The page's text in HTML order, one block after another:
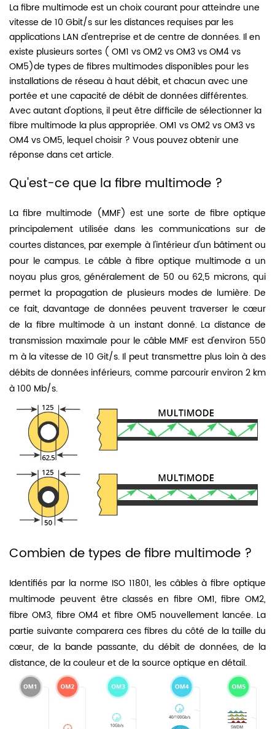
La fibre multimode est un choix courant pour atteindre une
vitesse de 10 Gbit/s sur les distances requises par les
applications LAN d'entreprise et de centre de données. Il en
existe plusieurs sortes ( OM1 vs OM2 vs OM3 vs OM4 vs
OM5)de types de fibres multimodes disponibles pour les
installations de réseau à haut débit, et chacun avec une
portée et une capacité de débit de données différentes.
Avec autant d'options, il peut être difficile de sélectionner la
fibre multimode la plus appropriée. OM1 vs OM2 vs OM3 vs
OM4 vs OM5, lequel choisir ? Vous pouvez obtenir une
réponse dans cet article.
Qu'est-ce que la fibre multimode ?
La fibre multimode (MMF) est une sorte de fibre optique
principalement utilisée dans les communications sur de
courtes distances, par exemple à l'intérieur d'un bâtiment ou
pour le campus. Le câble à fibre optique multimode a un
noyau plus gros, généralement de 50 ou 62,5 microns, qui
permet la propagation de plusieurs modes de lumière. De
ce fait, davantage de données peuvent traverser le cœur
de la fibre multimode à un instant donné. La distance de
transmission maximale pour le câble MMF est d'environ 550
m à la vitesse de 10 Git/s. Il peut transmettre plus loin à des
débits de données inférieurs, comme parcourir environ 2 km
à 100 Mb/s.
Combien de types de fibre multimode ?
Identifiés par la norme ISO 11801, les câbles à fibre optique
multimode peuvent être classés en fibre OM1, fibre OM2,
fibre OM3, fibre OM4 et fibre OM5 nouvellement lancée. La
partie suivante comparera ces fibres du côté de la taille du
cœur, de la bande passante, du débit de données, de la
distance, de la couleur et de la source optique en détail.